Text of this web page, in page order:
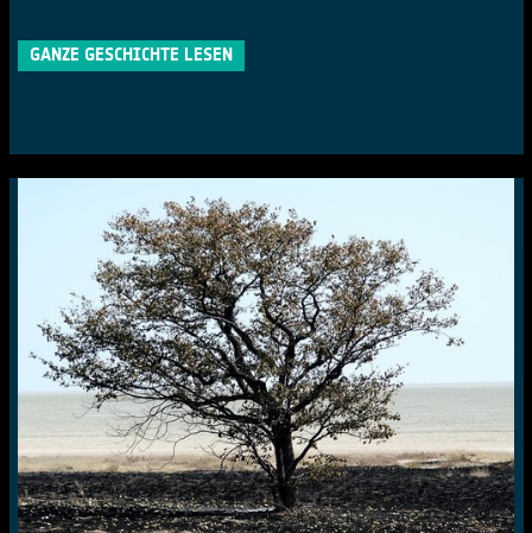
GANZE GESCHICHTE LESEN